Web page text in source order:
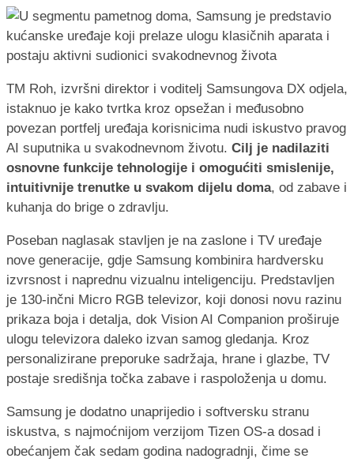
TM Roh, izvršni direktor i voditelj Samsungova DX odjela,
istaknuo je kako tvrtka kroz opsežan i međusobno
povezan portfelj uređaja korisnicima nudi iskustvo pravog
AI suputnika u svakodnevnom životu. Cilj je nadilaziti
osnovne funkcije tehnologije i omogućiti smislenije,
intuitivnije trenutke u svakom dijelu doma, od zabave i
kuhanja do brige o zdravlju.
Poseban naglasak stavljen je na zaslone i TV uređaje
nove generacije, gdje Samsung kombinira hardversku
izvrsnost i naprednu vizualnu inteligenciju. Predstavljen
je 130-inčni Micro RGB televizor, koji donosi novu razinu
prikaza boja i detalja, dok Vision AI Companion proširuje
ulogu televizora daleko izvan samog gledanja. Kroz
personalizirane preporuke sadržaja, hrane i glazbe, TV
postaje središnja točka zabave i raspoloženja u domu.
Samsung je dodatno unaprijedio i softversku stranu
iskustva, s najmoćnijom verzijom Tizen OS-a dosad i
obećanjem čak sedam godina nadogradnji, čime se